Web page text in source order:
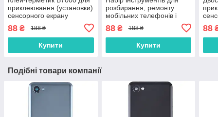
приклеювання (установки)
сенсорного екрану
(модуля) 15 мл
88 ₴ 188 ₴
Купити
розбирання, ремонту
мобільних телефонів і
88₴ 188 ₴
Купити
88
Подібні товари компанії